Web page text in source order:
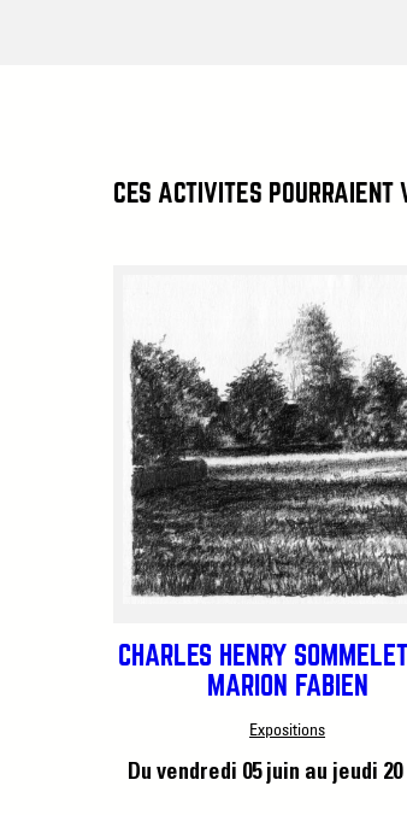
CES ACTIVITÉS POURRAIENT
CHARLES HENRY
MARION FABIEN
Expositions
Du vendredi 05 juin au jeudi